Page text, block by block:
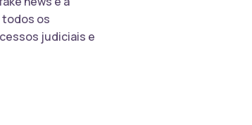
todos os
judiciais e